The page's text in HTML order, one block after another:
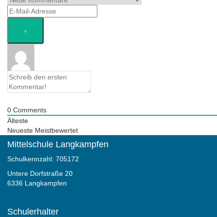
0 Comments
Älteste
Neueste Meistbewertet
Mittelschule Langkampfen
Schulkennzahl: 705172
Untere Dorfstraße 20
6336 Langkampfen
Schulerhalter